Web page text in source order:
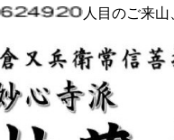
人目のご来山